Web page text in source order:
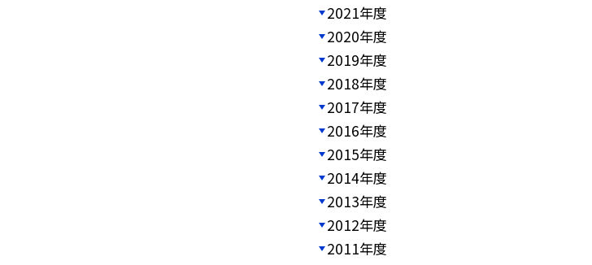
2021年度
2020年度
2019年度
2018年度
2017年度
2016年度
2015年度
2014年度
2013年度
2012年度
2011年度